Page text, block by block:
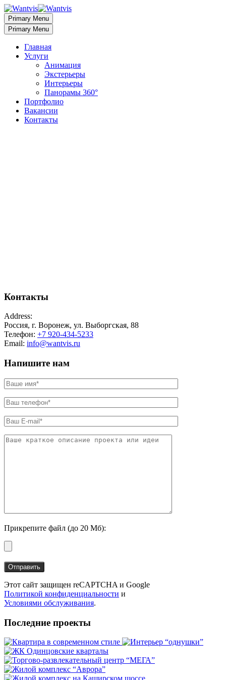
Primary Menu
Primary Menu
Главная
Услуги
Анимация
Экстерьеры
Интерьеры
Панорамы 360°
Портфолио
Вакансии
Контакты
Контакты
Address:
Россия, г. Воронеж, ул. Выборгская, 88
Телефон: +7 920-434-5233
Email: info@wantvis.ru
Напишите нам
Прикрепите файл (до 20 Мб):
Этот сайт защищен reCAPTCHA и Google
Политикой конфиденциальности и
Условиями обслуживания.
Последние проекты